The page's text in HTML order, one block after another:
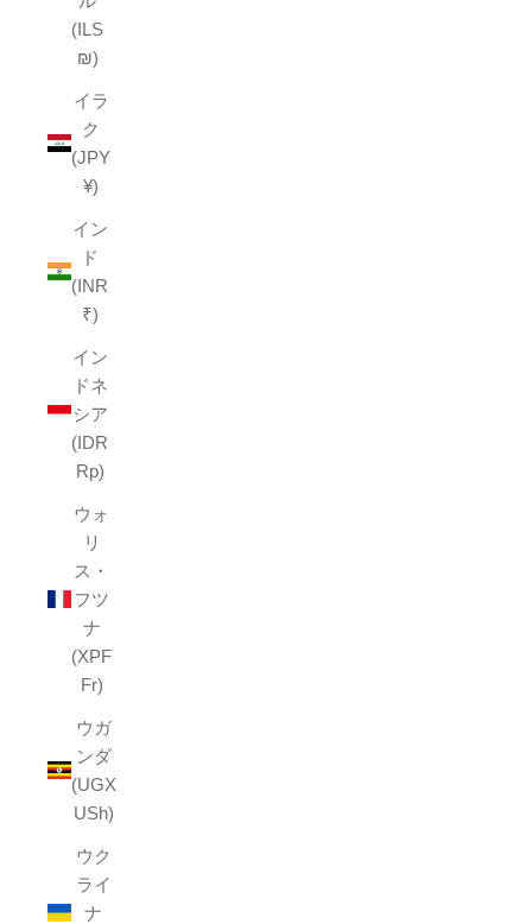
(ILS
₪)
イラ
ク
(JPY
¥)
イン
ド
(INR
₹)
イン
ドネ
シア
(IDR
Rp)
ウォ
リ
ス・
フツ
ナ
(XPF
Fr)
ウガ
ンダ
(UGX
USh)
ウク
ライ
ナ